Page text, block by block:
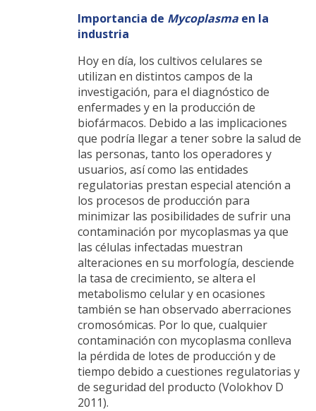
Importancia de Mycoplasma en la
industria
Hoy en día, los cultivos celulares se
utilizan en distintos campos de la
investigación, para el diagnóstico de
enfermades y en la producción de
biofármacos. Debido a las implicaciones
que podría llegar a tener sobre la salud de
las personas, tanto los operadores y
usuarios, así como las entidades
regulatorias prestan especial atención a
los procesos de producción para
minimizar las posibilidades de sufrir una
contaminación por mycoplasmas ya que
las células infectadas muestran
alteraciones en su morfología, desciende
la tasa de crecimiento, se altera el
metabolismo celular y en ocasiones
también se han observado aberraciones
cromosómicas. Por lo que, cualquier
contaminación con mycoplasma conlleva
la pérdida de lotes de producción y de
tiempo debido a cuestiones regulatorias y
de seguridad del producto (Volokhov D
2011).